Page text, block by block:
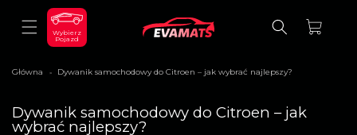
TREŚCI
Wybierz
Pojazd
Koszyk
Główna > Dywanik samochodowy do Citroen – jak wybrać najlepszy?
K
o
Dywanik samochodowy do Citroen – jak
wybrać najlepszy?